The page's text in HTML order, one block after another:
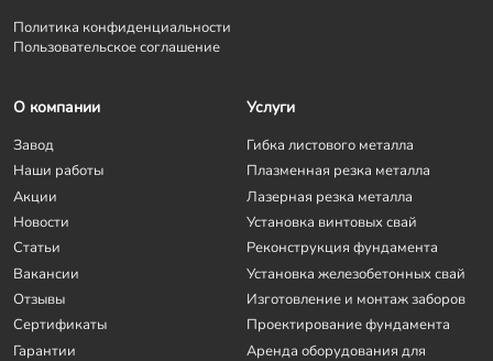
Политика конфиденциальности
Пользовательское соглашение
О компании
Завод
Наши работы
Акции
Новости
Статьи
Вакансии
Отзывы
Сертификаты
Гарантии
Услуги
Гибка листового металла
Плазменная резка металла
Лазерная резка металла
Установка винтовых свай
Реконструкция фундамента
Установка железобетонных свай
Изготовление и монтаж заборов
Проектирование фундамента
Аренда оборудования для